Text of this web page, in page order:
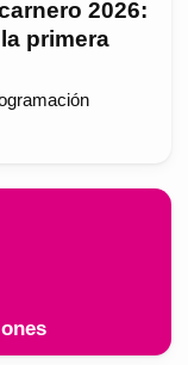
2026:
primera